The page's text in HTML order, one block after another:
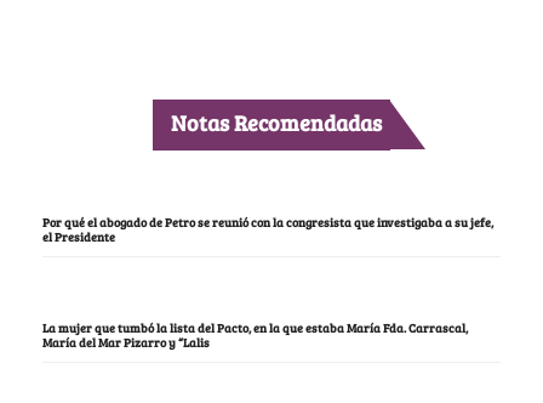
Notas Recomendadas
Por qué el abogado de Petro se reunió con la congresista que investigaba a su jefe,
el Presidente
La mujer que tumbó la lista del Pacto, en la que estaba María Fda. Carrascal,
María del Mar Pizarro y “Lalis